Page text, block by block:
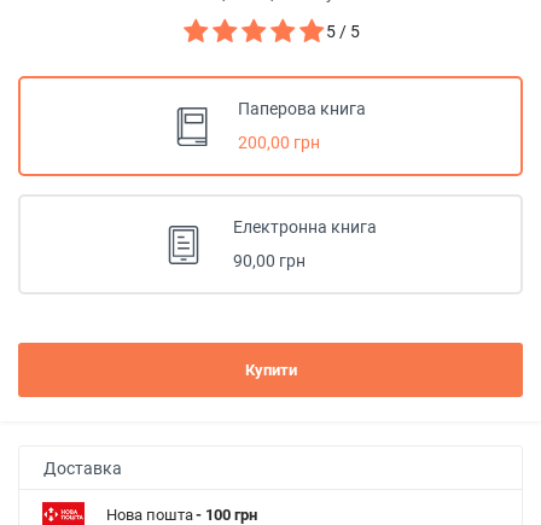
5 / 5
Паперова книга
200,00 грн
Електронна книга
90,00 грн
Купити
Доставка
Нова пошта- 100 грн